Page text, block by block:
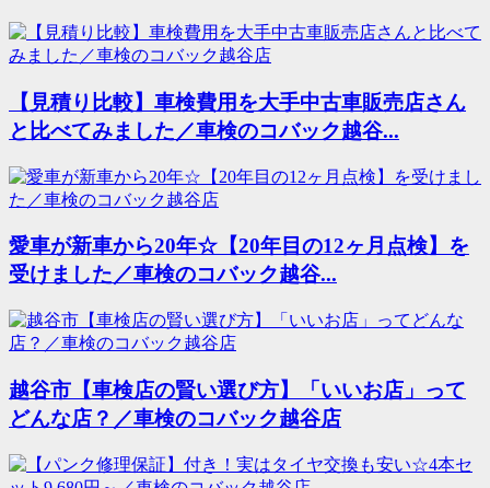
【見積り比較】車検費用を大手中古車販売店さん
と比べてみました／車検のコバック越谷...
愛車が新車から20年☆【20年目の12ヶ月点検】を
受けました／車検のコバック越谷...
越谷市【車検店の賢い選び方】「いいお店」って
どんな店？／車検のコバック越谷店